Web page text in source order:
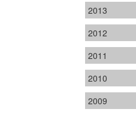
2013
2012
2011
2010
2009